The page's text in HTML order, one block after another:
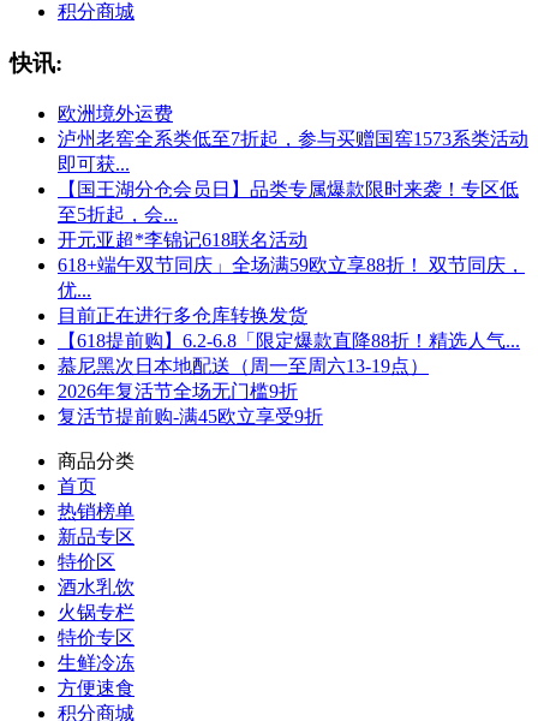
积分商城
快讯:
欧洲境外运费
泸州老窖全系类低至7折起，参与买赠国窖1573系类活动
即可获...
【国王湖分仓会员日】品类专属爆款限时来袭！专区低
至5折起，会...
开元亚超*李锦记618联名活动
618+端午双节同庆」全场满59欧立享88折！ 双节同庆，
优...
目前正在进行多仓库转换发货
【618提前购】6.2-6.8「限定爆款直降88折！精选人气...
慕尼黑次日本地配送（周一至周六13-19点）
2026年复活节全场无门槛9折
复活节提前购-满45欧立享受9折
商品分类
首页
热销榜单
新品专区
特价区
酒水乳饮
火锅专栏
特价专区
生鲜冷冻
方便速食
积分商城